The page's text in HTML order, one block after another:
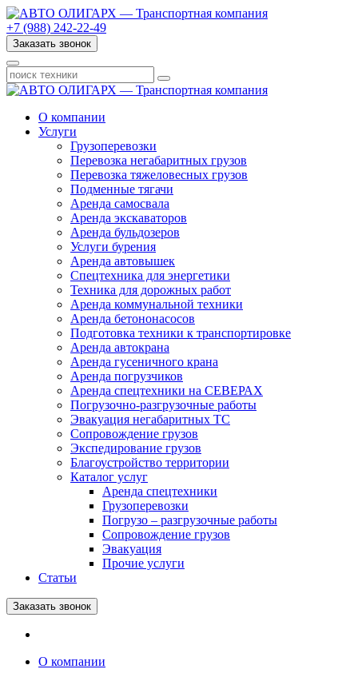
+7 (988) 242-22-49
Заказать звонок
О компании
Услуги
Грузоперевозки
Перевозка негабаритных грузов
Перевозка тяжеловесных грузов
Подменные тягачи
Аренда самосвала
Аренда экскаваторов
Аренда бульдозеров
Услуги бурения
Аренда автовышек
Спецтехника для энергетики
Техника для дорожных работ
Аренда коммунальной техники
Аренда бетононасосов
Подготовка техники к транспортировке
Аренда автокрана
Аренда гусеничного крана
Аренда погрузчиков
Аренда спецтехники на СЕВЕРАХ
Погрузочно-разгрузочные работы
Эвакуация негабаритных ТС
Сопровождение грузов
Экспедирование грузов
Благоустройство территории
Каталог услуг
Аренда спецтехники
Грузоперевозки
Погрузо – разгрузочные работы
Сопровождение грузов
Эвакуация
Прочие услуги
Статьи
Заказать звонок
О компании